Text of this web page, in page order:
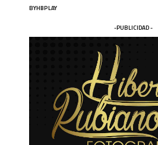
BYHBPLAY
-PUBLICIDAD -